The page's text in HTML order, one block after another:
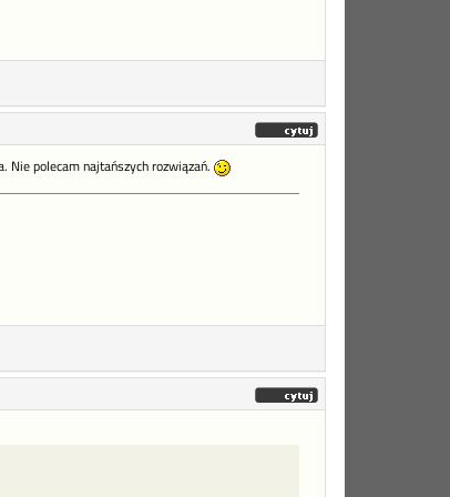
Nie polecam najtańszych rozwiązań.